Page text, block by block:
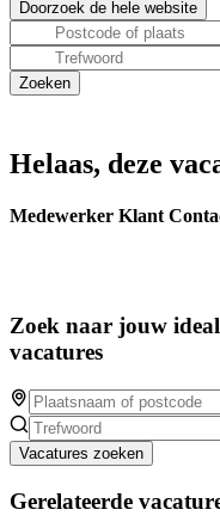
Helaas, deze
Medewerker Klant
Zoek naar jouw
vacatures
Vacatures zoeken
Gerelateerde